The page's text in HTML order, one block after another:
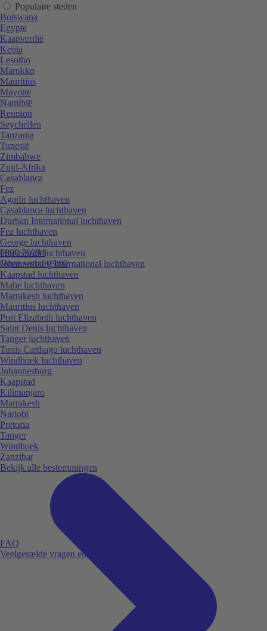
0800 70094
Open vanaf 09:00
FAQ
Veelgestelde vragen en antwoorden.
Populaire steden
Botswana
Egypte
Kaapverdië
Kenia
Lesotho
Marokko
Mauritius
Mayotte
Namibië
Reunion
Seychellen
Tanzania
Tunesië
Zimbabwe
Zuid-Afrika
Casablanca
Fez
Agadir luchthaven
Casablanca luchthaven
Durban International luchthaven
Fez luchthaven
George luchthaven
Hoedspruit luchthaven
Johannesburg International luchthaven
Kaapstad luchthaven
Mahe luchthaven
Marrakesh luchthaven
Mauritius luchthaven
Port Elizabeth luchthaven
Saint Denis luchthaven
Tanger luchthaven
Tunis Carthago luchthaven
Windhoek luchthaven
Johannesburg
Kaapstad
Kilimanjaro
Marrakesh
Nariobi
Pretoria
Tanger
Windhoek
Zanzibar
Bekijk alle bestemmingen